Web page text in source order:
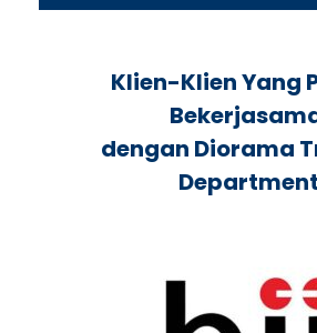
Klien-Klien Yang
dengan Diorama
Department